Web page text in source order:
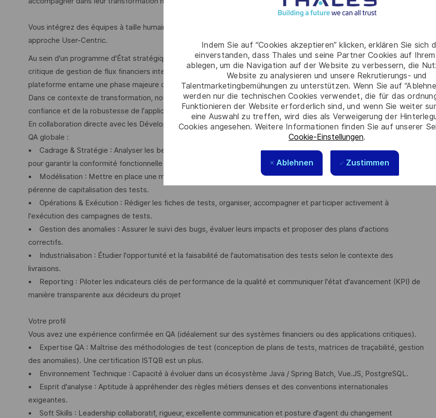
Indem Sie auf “Cookies akzeptieren” klicken, erklären Sie sich
einverstanden, dass Thales und seine Partner Cookies auf
ablegen, um die Navigation auf der Website zu verbessern, die
Website zu analysieren und unsere Rekrutierungs- und
Talentmarketingbemühungen zu unterstützen. Wenn Sie auf
werden nur die technischen Cookies verwendet, die für das
Funktionieren der Website erforderlich sind, und wenn Sie weiter
eine Auswahl zu treffen, wird dies als Verweigerung der
Cookies angesehen. Weitere Informationen finden Sie auf unserer
Cookie-Einstellungen.
Ablehnen Zustimmen
Vous intégrez des équipes à taille humaine spécialisées en développement d’applications web sécurisées dans une
approche User-Centric.
Au sein d'un programme d'État stratégique pour un Ministère, vous intégrez l'équipe en charge d'une application
critique de gestion de flux financiers internationaux. Soumise à des conventions internationales strictes, cette
plateforme entame une phase majeure d'évolutions applicatives.
Dans ce contexte de transformation, nous recherchons notre futur Lead Tests (H/F). Votre rôle ? Être le garant de la
confiance et de la robustesse de l'application en structurant la démarche qualité de A à Z.
En collaboration directe avec les Développeurs et les Product Owners, vous co-construisez et orchestrez la vision
QA globale :
• Cadrage & Stratégie : Analyser les besoins métiers complexes et concevoir la stratégie de tests de bout en bout
pour garantir la conformité fonctionnelle et réglementaire.
• Modélisation : Mettre en place une matrice de traçabilité Exigences – Cas de tests et établir une méthode
pérenne de capitalisation des tests.
• Opérations & Exécution : Rédiger les fiches de tests, organiser, accompagner et participer activement à
l'exécution des campagnes de tests.
• Gestion des anomalies : Assurer le suivi des bugs, évaluer leurs impacts et proposer des plans d'actions
correctifs.
• Industrialisation : Étudier l'opportunité et la faisabilité de l'automatisation des tests selon le contexte des
livraisons.
• Reporting : Piloter les indicateurs clés de performance de la qualité et communiquer l'état d'avancement (KPI) de
manière transparente aux décideurs du projet
Votre profil
Vous avez une expérience confirmée en QA (idéalement sur des systèmes financiers ou des applications critiques).
• Expertise QA : Maîtrise des méthodologies de test (conception de plans de tests, matrices de traçabilité, gestion
des anomalies). Une certification ISTQB est un plus.
• Environnement Technique : Capacité à évoluer dans un écosystème Java / Spring Batch, Vue.JS, PostgreSQL.
• Esprit d'analyse : Aptitude à appréhender des règles métiers denses et des conventions internationales
exigeantes.
• Soft Skills : Leadership collaboratif, rigueur, excellente communication et posture d'agent du changement